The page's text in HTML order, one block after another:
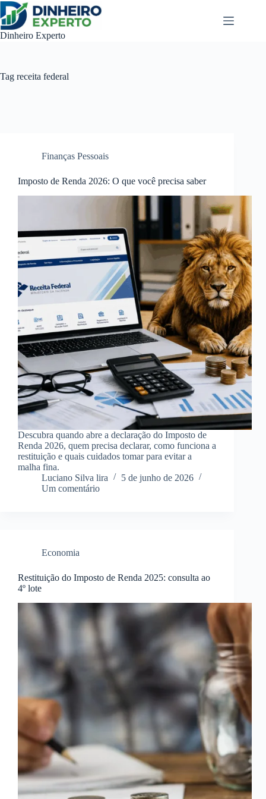
Pular
para
o
conteúdo
Dinheiro Experto
Tag receita federal
Finanças Pessoais
Imposto de Renda 2026: O que você precisa saber
Descubra quando abre a declaração do Imposto de
Renda 2026, quem precisa declarar, como funciona a
restituição e quais cuidados tomar para evitar a
malha fina.
Luciano Silva lira
5 de junho de 2026
Um comentário
Economia
Restituição do Imposto de Renda 2025: consulta ao
4º lote